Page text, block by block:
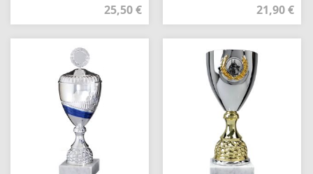
25,50 €
21,90 €